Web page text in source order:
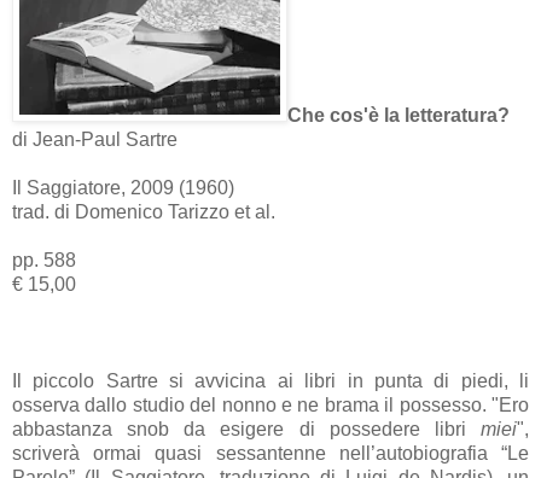
Che cos'è la letteratura?
di Jean-Paul Sartre
Il Saggiatore, 2009 (1960)
trad. di Domenico Tarizzo et al.
pp. 588
€ 15,00
Il piccolo Sartre si avvicina ai libri in punta di piedi, li
osserva dallo studio del nonno e ne brama il possesso. "Ero
abbastanza snob da esigere di possedere libri miei",
scriverà ormai quasi sessantenne nell’autobiografia “Le